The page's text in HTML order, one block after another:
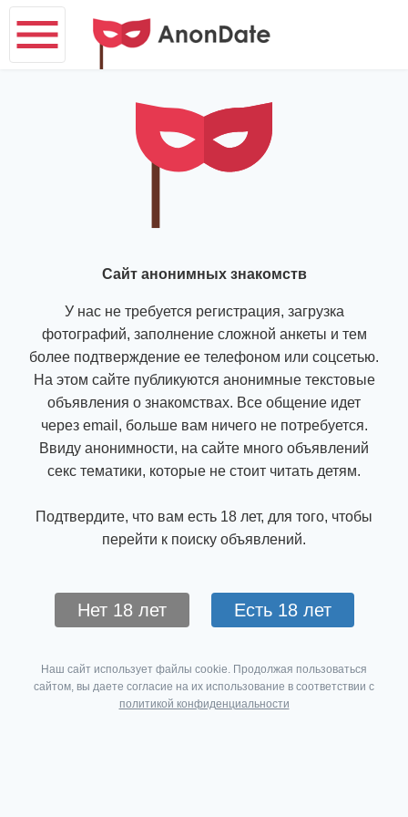
Сайт анонимных знакомств
У нас не требуется регистрация, загрузка
фотографий, заполнение сложной анкеты и тем
более подтверждение ее телефоном или соцсетью.
На этом сайте публикуются анонимные текстовые
объявления о знакомствах. Все общение идет
через email, больше вам ничего не потребуется.
Ввиду анонимности, на сайте много объявлений
секс тематики, которые не стоит читать детям.
Подтвердите, что вам есть 18 лет, для того, чтобы
перейти к поиску объявлений.
Нет 18 лет Есть 18 лет
Наш сайт использует файлы cookie. Продолжая пользоваться
сайтом, вы даете согласие на их использование в соответствии с
политикой конфиденциальности